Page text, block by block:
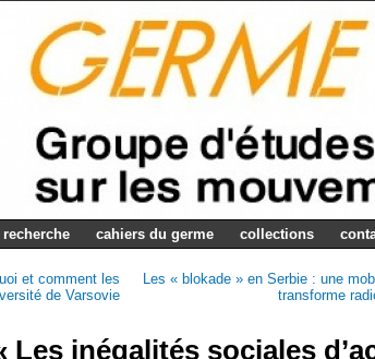
recherche cahiers du germe collections
et comment les
de Varsovie
Les « blokade » en Serbie : une
transforme
inégalités sociales